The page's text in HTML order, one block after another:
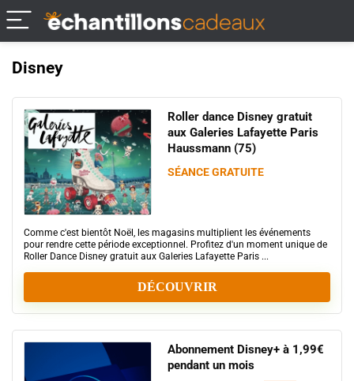
Disney
Roller dance Disney gratuit
aux Galeries Lafayette Paris
Haussmann (75)
SÉANCE GRATUITE
Comme c'est bientôt Noël, les magasins multiplient les événements
pour rendre cette période exceptionnel. Profitez d'un moment unique de
Roller Dance Disney gratuit aux Galeries Lafayette Paris ...
DÉCOUVRIR
Abonnement Disney+ à 1,99€
pendant un mois